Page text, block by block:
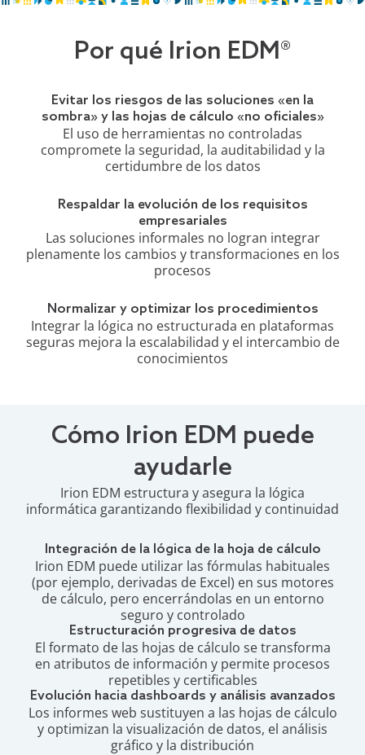
Por qué Irion EDM®
Evitar los riesgos de las soluciones «en la
sombra» y las hojas de cálculo «no oficiales»
El uso de herramientas no controladas
compromete la seguridad, la auditabilidad y la
certidumbre de los datos
Respaldar la evolución de los requisitos
empresariales
Las soluciones informales no logran integrar
plenamente los cambios y transformaciones en los
procesos
Normalizar y optimizar los procedimientos
Integrar la lógica no estructurada en plataformas
seguras mejora la escalabilidad y el intercambio de
conocimientos
Cómo Irion EDM puede
ayudarle
Irion EDM estructura y asegura la lógica
informática garantizando flexibilidad y continuidad
Integración de la lógica de la hoja de cálculo
Irion EDM puede utilizar las fórmulas habituales
(por ejemplo, derivadas de Excel) en sus motores
de cálculo, pero encerrándolas en un entorno
seguro y controlado
Estructuración progresiva de datos
El formato de las hojas de cálculo se transforma
en atributos de información y permite procesos
repetibles y certificables
Evolución hacia dashboards y análisis avanzados
Los informes web sustituyen a las hojas de cálculo
y optimizan la visualización de datos, el análisis
gráfico y la distribución